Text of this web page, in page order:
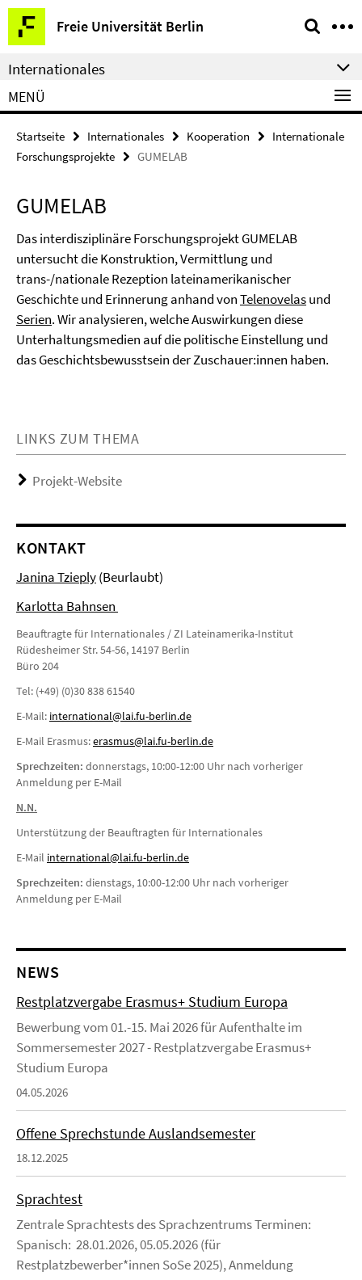
Springe
direkt
zu
Inhalt
Freie Universität Berlin
Service-
Navigation
Internationales
MENÜ
Startseite Internationales Kooperation
Internationale
Forschungsprojekte
GUMELAB
GUMELAB
Das interdisziplinäre Forschungsprojekt GUMELAB
untersucht die Konstruktion, Vermittlung und
trans-/nationale Rezeption lateinamerikanischer
Geschichte und Erinnerung anhand vonTelenovelasund
Serien. Wir analysieren, welche Auswirkungen diese
Unterhaltungsmedien auf die politische Einstellung und
das Geschichtsbewusstsein der Zuschauer:innen haben.
LINKS ZUM THEMA
Projekt-Website
KONTAKT
Janina Tzieply(Beurlaubt)
Karlotta Bahnsen
Beauftragte für Internationales / ZI Lateinamerika-Institut
Rüdesheimer Str. 54-56, 14197 Berlin
Büro 204
Tel: (+49) (0)30 838 61540
E-Mail: international@lai.fu-berlin.de
E-Mail Erasmus:erasmus@lai.fu-berlin.de
Sprechzeiten: donnerstags, 10:00-12:00 Uhr nach vorheriger
Anmeldung per E-Mail
N.N.
Unterstützung der Beauftragten für Internationales
E-Mail international@lai.fu-berlin.de
Sprechzeiten: dienstags, 10:00-12:00 Uhr nach vorheriger
Anmeldung per E-Mail
NEWS
Restplatzvergabe Erasmus+ Studium Europa
Bewerbung vom 01.-15. Mai 2026 für Aufenthalte im
Sommersemester 2027 - Restplatzvergabe Erasmus+
Studium Europa
04.05.2026
Offene Sprechstunde Auslandsemester
18.12.2025
Sprachtest
Zentrale Sprachtests des Sprachzentrums Terminen:
Spanisch: 28.01.2026, 05.05.2026 (für
Restplatzbewerber*innen SoSe 2025), Anmeldung